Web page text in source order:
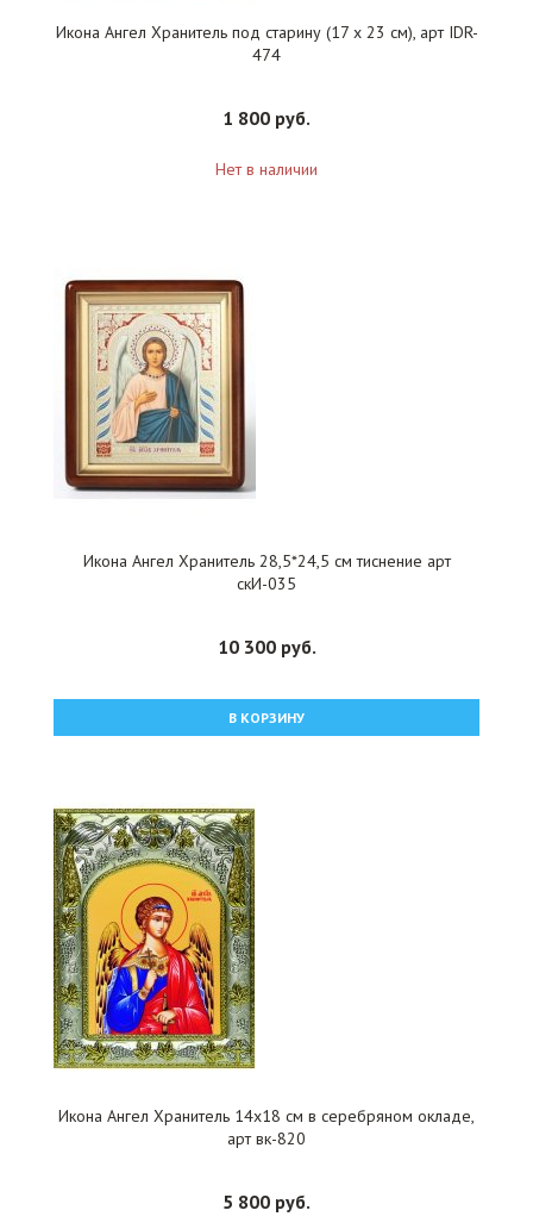
Икона Ангел Хранитель под старину (17 х 23 см), арт IDR-
474
1 800 руб.
Нет в наличии
Икона Ангел Хранитель 28,5*24,5 см тиснение арт
скИ-035
10 300 руб.
В КОРЗИНУ
Икона Ангел Хранитель 14x18 см в серебряном окладе,
арт вк-820
5 800 руб.